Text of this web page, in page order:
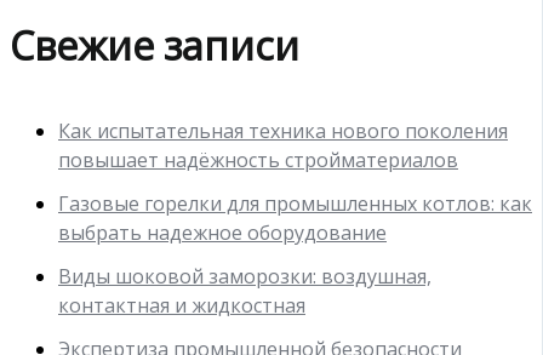
Свежие записи
Как испытательная техника нового поколения
повышает надёжность стройматериалов
Газовые горелки для промышленных котлов: как
выбрать надежное оборудование
Виды шоковой заморозки: воздушная,
контактная и жидкостная
Экспертиза промышленной безопасности